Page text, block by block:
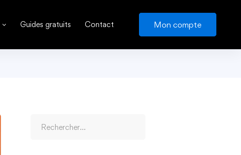
Guides gratuits Contact Mon compte